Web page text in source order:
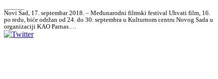
Novi Sad, 17. septembar 2018. – Međunarodni filmski festival Uhvati film, 16.
po redu, biće održan od 24. do 30. septembra u Kulturnom centru Novog Sada u
organizaciji KAO Parnas.…